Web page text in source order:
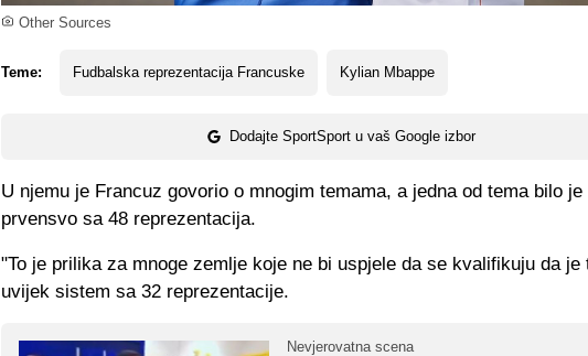
Other Sources
Teme: Fudbalska reprezentacija Francuske Kylian Mbappe
Dodajte SportSport u vaš Google izbor
U njemu je Francuz govorio o mnogim temama, a jedna od tema bilo
prvensvo sa 48 reprezentacija.
"To je prilika za mnoge zemlje koje ne bi uspjele da se kvalifikuju da je
uvijek sistem sa 32 reprezentacije.
Nevjerovatna scena